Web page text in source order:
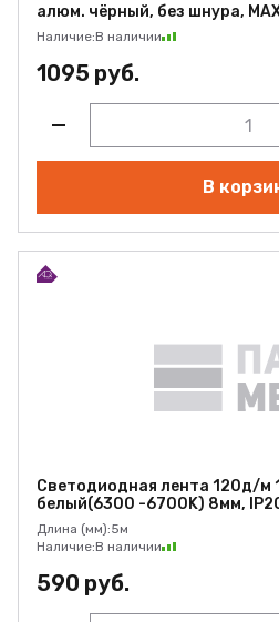
алюм. чёрный, без шнура,
Наличие:В наличии
1095 руб.
В
Светодиодная лента 120д/м
белый(6300 -6700K) 8мм,
Длина (мм):5м
Наличие:В наличии
590 руб.